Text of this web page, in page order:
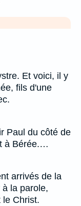
Et voici, il y
fils d'une
Paul du côté de
à Bérée.…
arrivés de la
la parole,
le Christ.